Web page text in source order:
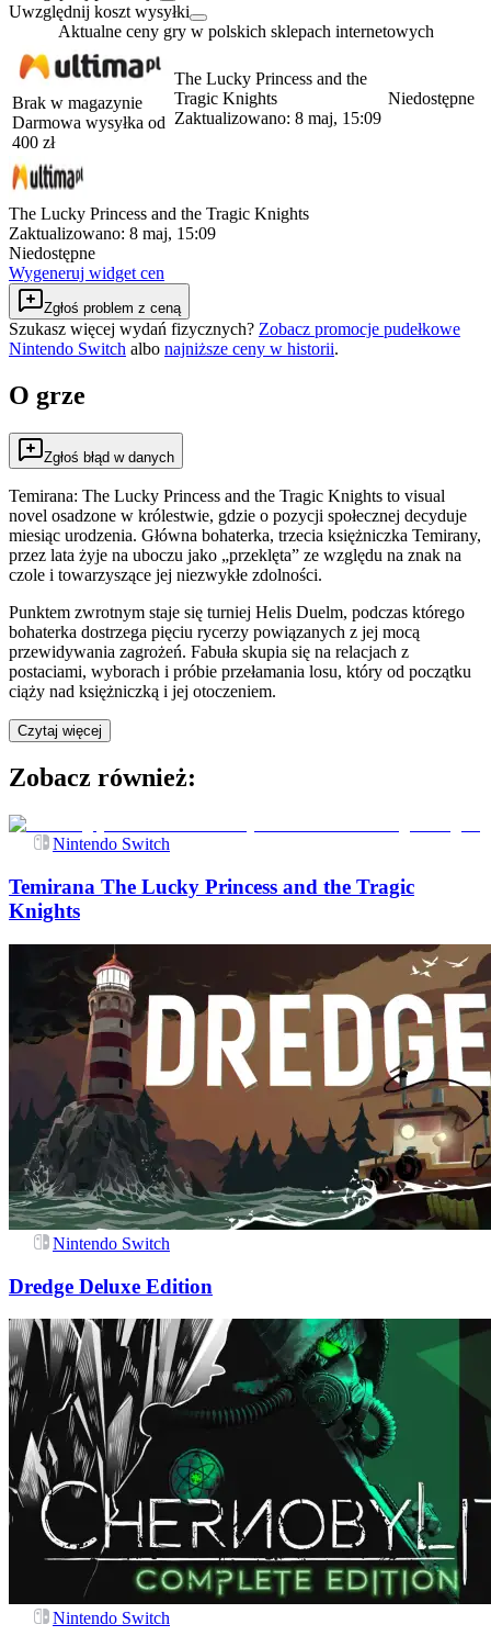
Uwzględnij koszt wysyłki
Aktualne ceny gry w polskich sklepach internetowych
Brak w magazynie
Darmowa wysyłka od
400 zł
The Lucky Princess and the
Tragic Knights
Zaktualizowano: 8 maj, 15:09
Niedostępne
The Lucky Princess and the Tragic Knights
Zaktualizowano: 8 maj, 15:09
Niedostępne
Wygeneruj widget cen
Zgłoś problem z ceną
Szukasz więcej wydań fizycznych? Zobacz promocje pudełkowe
Nintendo Switch albo najniższe ceny w historii.
O grze
Zgłoś błąd w danych
Temirana: The Lucky Princess and the Tragic Knights to visual
novel osadzone w królestwie, gdzie o pozycji społecznej decyduje
miesiąc urodzenia. Główna bohaterka, trzecia księżniczka Temirany,
przez lata żyje na uboczu jako „przeklęta” ze względu na znak na
czole i towarzyszące jej niezwykłe zdolności.
Punktem zwrotnym staje się turniej Helis Duelm, podczas którego
bohaterka dostrzega pięciu rycerzy powiązanych z jej mocą
przewidywania zagrożeń. Fabuła skupia się na relacjach z
postaciami, wyborach i próbie przełamania losu, który od początku
ciąży nad księżniczką i jej otoczeniem.
Czytaj więcej
Zobacz również:
Nintendo Switch
Temirana The Lucky Princess and the Tragic
Knights
Nintendo Switch
Dredge Deluxe Edition
Nintendo Switch